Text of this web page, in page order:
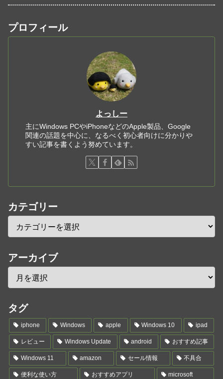
プロフィール
よっしー
主にWindows PCやiPhoneなどのApple製品、Google
関連の話題を中心に、なるべく初心者向けに分かりや
すい記事を書くよう努めています。
カテゴリー
アーカイブ
タグ
iphone Windows apple Windows 10 ipad
レビュー Windows Update android おすすめ記事
Windows 11 amazon セール情報 不具合
便利な使い方 おすすめアプリ microsoft